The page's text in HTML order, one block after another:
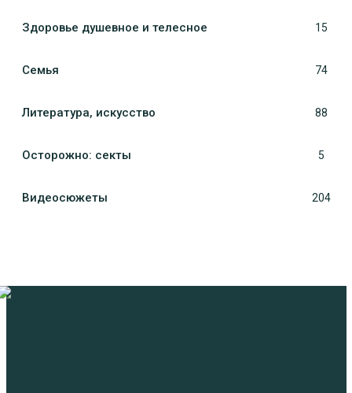
Здоровье душевное и телесное 15
Семья 74
Литература, искуcство 88
Осторожно: секты 5
Видеосюжеты 204